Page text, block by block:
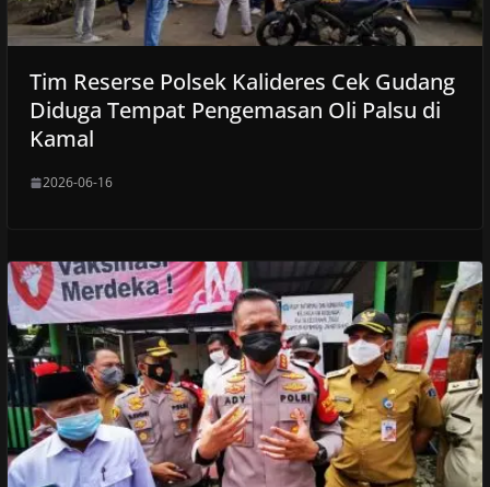
Tim Reserse Polsek Kalideres Cek Gudang
Diduga Tempat Pengemasan Oli Palsu di
Kamal
2026-06-16